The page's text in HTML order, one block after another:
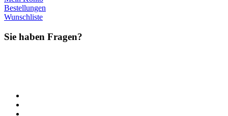
Bestellungen
Wunschliste
Sie haben Fragen?